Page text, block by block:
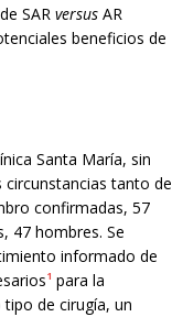
SAR versusAR
beneficios de
Santa María, sin
tanto de
confirmadas, 57
47 hombres. Se
informado de
¹ para la
de cirugía, un